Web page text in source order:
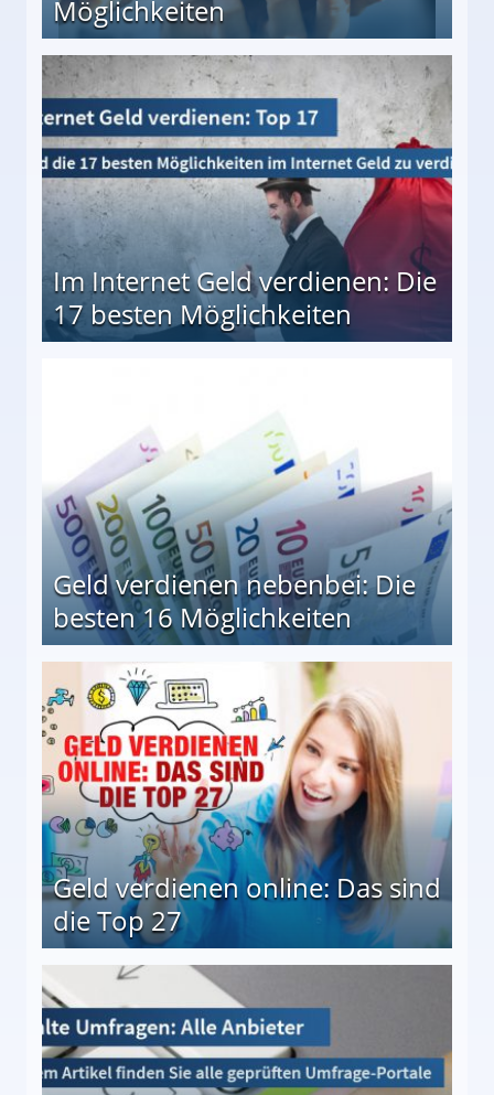
Möglichkeiten
besten Möglichkeiten
Im Internet Geld verdienen: Die
17 besten Möglichkeiten
Geld verdienen nebenbei: Die
besten 16 Möglichkeiten
Geld verdienen online: Das sind
die Top 27